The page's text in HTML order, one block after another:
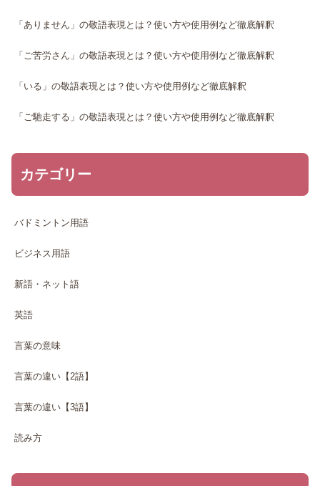
「ありません」の敬語表現とは？使い方や使用例など徹底解釈
「ご苦労さん」の敬語表現とは？使い方や使用例など徹底解釈
「いる」の敬語表現とは？使い方や使用例など徹底解釈
「ご馳走する」の敬語表現とは？使い方や使用例など徹底解釈
カテゴリー
バドミントン用語
ビジネス用語
新語・ネット語
英語
言葉の意味
言葉の違い【2語】
言葉の違い【3語】
読み方